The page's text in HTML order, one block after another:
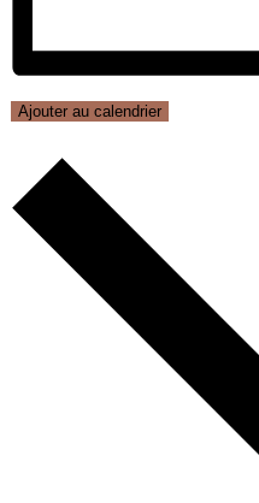
Ajouter au calendrier